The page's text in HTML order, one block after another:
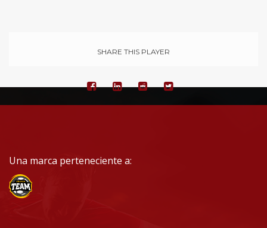
SHARE THIS PLAYER
Una marca perteneciente a: